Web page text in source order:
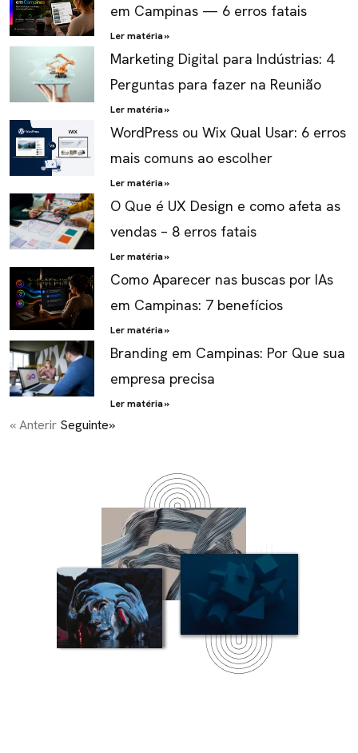
em Campinas — 6 erros fatais
Ler matéria »
Marketing Digital para Indústrias: 4
Perguntas para fazer na Reunião
Ler matéria »
WordPress ou Wix Qual Usar: 6 erros
mais comuns ao escolher
Ler matéria »
O Que é UX Design e como afeta as
vendas – 8 erros fatais
Ler matéria »
Como Aparecer nas buscas por IAs
em Campinas: 7 benefícios
Ler matéria »
Branding em Campinas: Por Que sua
empresa precisa
Ler matéria »
« Anterir Seguinte»